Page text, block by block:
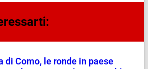
di Como, le ronde in paese